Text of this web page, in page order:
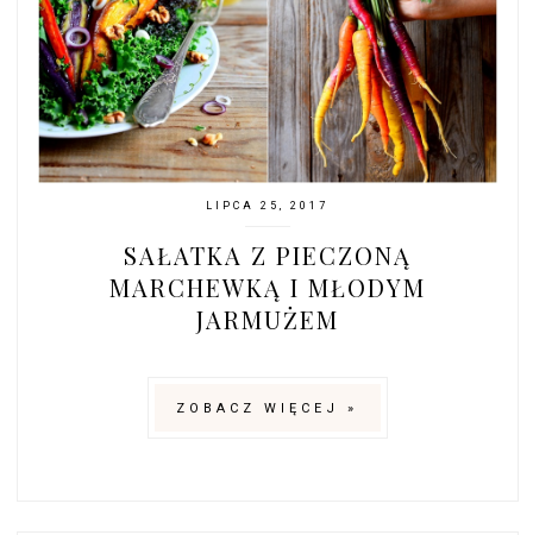
LIPCA 25, 2017
SAŁATKA Z PIECZONĄ
MARCHEWKĄ I MŁODYM
JARMUŻEM
ZOBACZ WIĘCEJ »